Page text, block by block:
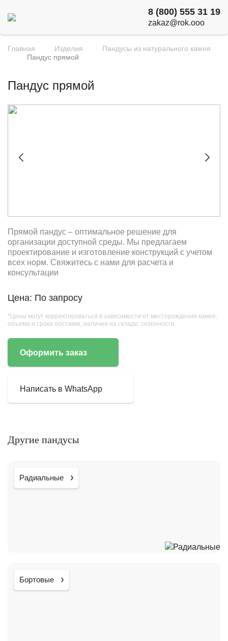
8 (800) 555 31 19
zakaz@rok.ooo
Главная Изделия
Пандусы из натурального камня
Пандус прямой
Пандус прямой
Прямой пандус – оптимальное решение для
организации доступной среды. Мы предлагаем
проектирование и изготовление конструкций с учетом
всех норм. Свяжитесь с нами для расчета и
консультации
Цена: По запросу
*Цены могут корректироваться в зависимости от месторождения камня,
объема и срока поставки, наличия на складе, сезонности.
Оформить заказ
Написать в WhatsApp
Другие пандусы
Радиальные
Бортовые